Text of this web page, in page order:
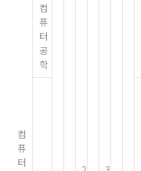
컴
퓨
터
컴
퓨
터
공
학